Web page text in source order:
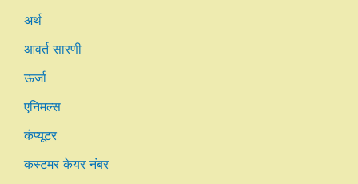
अर्थ
आवर्त सारणी
ऊर्जा
एनिमल्स
कंप्यूटर
कस्टमर केयर नंबर